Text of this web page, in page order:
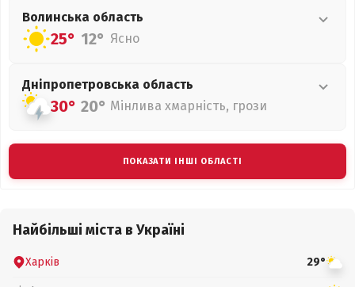
Волинська область
25° 12° Ясно
Дніпропетровська область
30° 20° Мінлива хмарність, грози
ПОКАЗАТИ ІНШІ ОБЛАСТІ
Найбільші міста в Україні
Харків 29°